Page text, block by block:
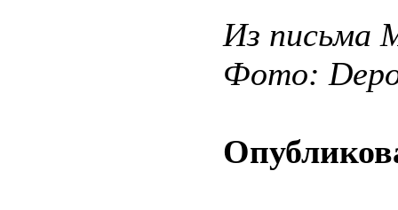
Из письма
Фото: